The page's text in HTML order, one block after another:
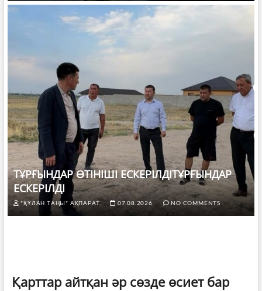
ТҰРҒЫНДАР ӨТІНІШІ ЕСКЕРІЛДІТҰРҒЫНДАР
ЕСКЕРІЛДІ
"ҚҰЛАН ТАҢЫ" АҚПАРАТ. 07.08.2026 NO COMMENTS
Қарттар айтқан әр сөзде өсиет бар